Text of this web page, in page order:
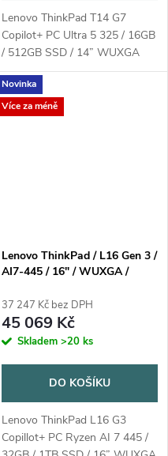
Lenovo ThinkPad T14 G7
Copilot+ PC Ultra 5 325 / 16GB
/ 512GB SSD / 14” WUXGA
IPS / 3Y Premier / Win11 Pro /
černá
Novinka
Více za méně
Lenovo ThinkPad / L16 Gen 3 /
AI7-445 / 16" / WUXGA /
/ Black / 3R On-Site
37 247 Kč bez DPH
45 069 Kč
Skladem >20 ks
DO KOŠÍKU
Lenovo ThinkPad L16 G3
Copillot+ PC Ryzen AI 7 445 /